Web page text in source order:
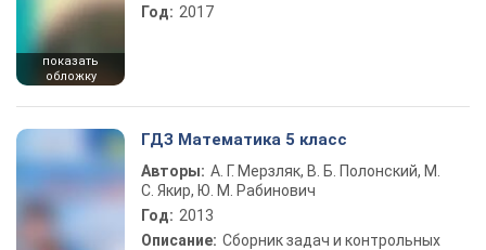
показать
обложку
Год: 2017
ГДЗ Математика 5 класс
Авторы: А. Г. Мерзляк, В. Б. Полонский, М.
С. Якир, Ю. М. Рабинович
Год: 2013
Описание: Сборник задач и контрольных